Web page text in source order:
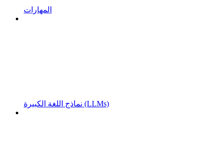
المهارات
نماذج اللغة الكبيرة (LLMs)